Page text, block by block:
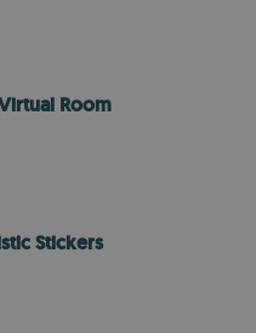
Room
Stickers